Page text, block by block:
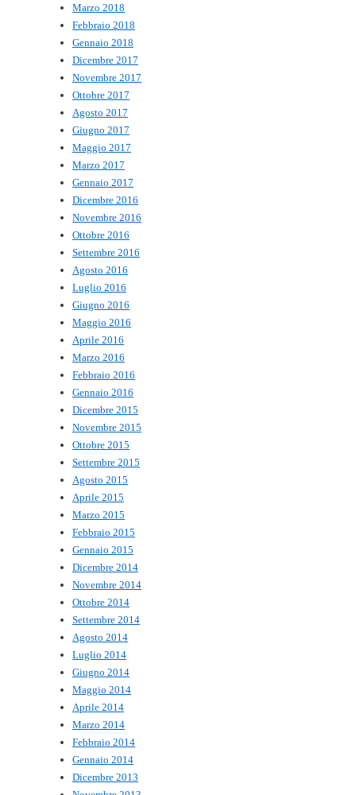
Marzo 2018
Febbraio 2018
Gennaio 2018
Dicembre 2017
Novembre 2017
Ottobre 2017
Agosto 2017
Giugno 2017
Maggio 2017
Marzo 2017
Gennaio 2017
Dicembre 2016
Novembre 2016
Ottobre 2016
Settembre 2016
Agosto 2016
Luglio 2016
Giugno 2016
Maggio 2016
Aprile 2016
Marzo 2016
Febbraio 2016
Gennaio 2016
Dicembre 2015
Novembre 2015
Ottobre 2015
Settembre 2015
Agosto 2015
Aprile 2015
Marzo 2015
Febbraio 2015
Gennaio 2015
Dicembre 2014
Novembre 2014
Ottobre 2014
Settembre 2014
Agosto 2014
Luglio 2014
Giugno 2014
Maggio 2014
Aprile 2014
Marzo 2014
Febbraio 2014
Gennaio 2014
Dicembre 2013